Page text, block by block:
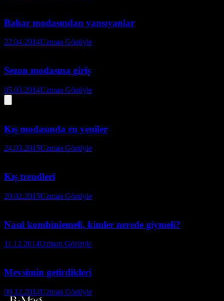
Bahar modasından yansıyanlar
22.04.2014Uzman Gözüyle
Sezon modasına giriş
05.03.2014Uzman Gözüyle
Kış modasında en yeniler
24.03.2015Uzman Gözüyle
Kış trendleri
20.02.2015Uzman Gözüyle
Nasıl kombinlemeli, kimler nerede giymeli?
11.12.2014Uzman Gözüyle
Mevsimin getirdikleri
09.12.2014Uzman Gözüyle